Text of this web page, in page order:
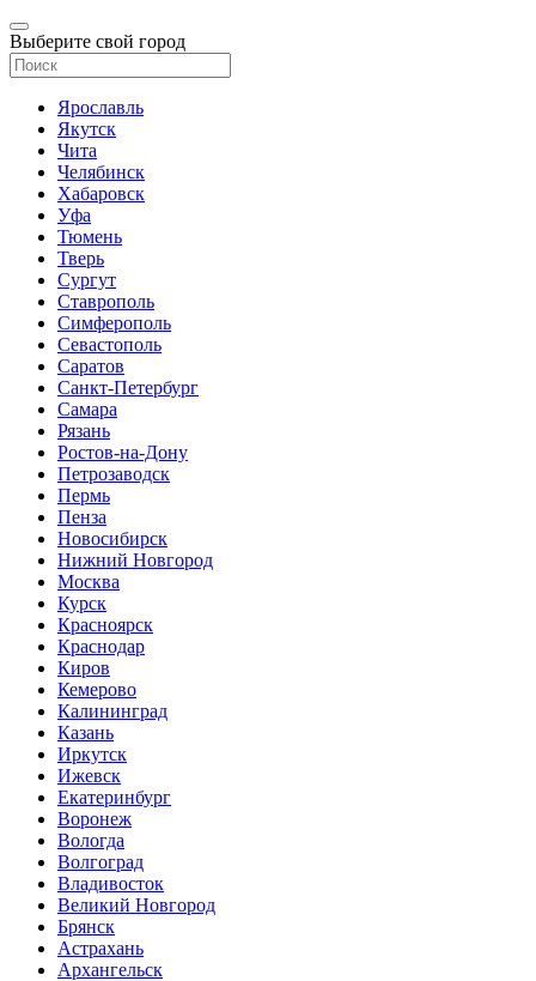
Выберите свой город
Ярославль
Якутск
Чита
Челябинск
Хабаровск
Уфа
Тюмень
Тверь
Сургут
Ставрополь
Симферополь
Севастополь
Саратов
Санкт-Петербург
Самара
Рязань
Ростов-на-Дону
Петрозаводск
Пермь
Пенза
Новосибирск
Нижний Новгород
Москва
Курск
Красноярск
Краснодар
Киров
Кемерово
Калининград
Казань
Иркутск
Ижевск
Екатеринбург
Воронеж
Вологда
Волгоград
Владивосток
Великий Новгород
Брянск
Астрахань
Архангельск